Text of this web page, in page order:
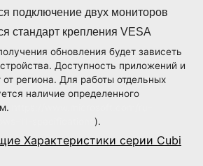
подключение двух мониторов
стандарт крепления VESA
обновления будет зависеть
Доступность приложений и
региона. Для работы отдельных
наличие определенного
).
Характеристики серии Cubi